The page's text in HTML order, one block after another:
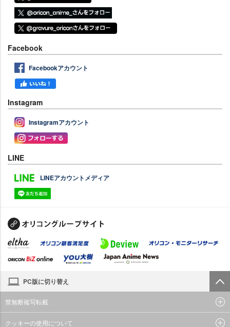
Facebook
Facebookアカウント
Instagram
Instagramアカウント
LINE
LINEアカウントメディア
PC版に切り替え
禁無断複写転載
クッキーの使用について